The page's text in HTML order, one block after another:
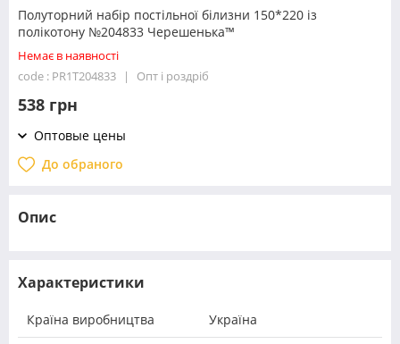
Полуторний набір постільної білизни 150*220 із
полікотону №204833 Черешенька™
Немає в наявності
code : PR1T204833
Опт і роздріб
538 грн
Оптовые цены
До обраного
Опис
Характеристики
Країна виробництва Україна